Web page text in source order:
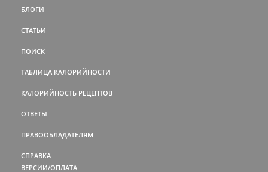
БЛОГИ
СТАТЬИ
ПОИСК
ТАБЛИЦА КАЛОРИЙНОСТИ
КАЛОРИЙНОСТЬ РЕЦЕПТОВ
ОТВЕТЫ
ПРАВООБЛАДАТЕЛЯМ
СПРАВКА
ВЕРСИИ/ОПЛАТА